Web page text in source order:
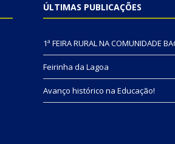
ÚLTIMAS PUBLICAÇÕES
1ª FEIRA RURAL NA COMUNIDADE
Feirinha da Lagoa
Avanço histórico na Educação!